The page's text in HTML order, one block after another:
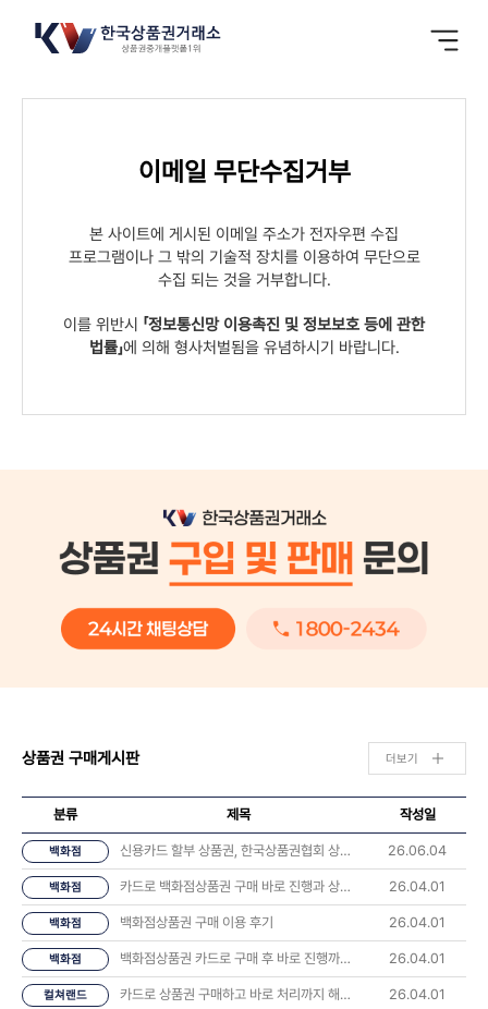
이메일 무단수집거부
본 사이트에 게시된 이메일 주소가 전자우편 수집
프로그램이나 그 밖의 기술적 장치를 이용하여 무단으로
수집 되는 것을 거부합니다.
이를 위반시 「정보통신망 이용촉진 및 정보보호 등에 관한
법률」에 의해 형사처벌됨을 유념하시기 바랍니다.
상품권 구매게시판 더보기
분류 제목 작성일
백화점 신용카드 할부 상품권, 한국상품권협회 상담 후기 나눠요 💬 26.06.04
백화점 카드로 백화점상품권 구매 바로 진행과 상품권 오는시간 너무 좋았습니다. 26.04.01
백화점 백화점상품권 구매 이용 후기 26.04.01
백화점 백화점상품권 카드로 구매 후 바로 진행까지 해봤습니다 26.04.01
컬쳐랜드 카드로 상품권 구매하고 바로 처리까지 해봤습니다 후기 26.04.01